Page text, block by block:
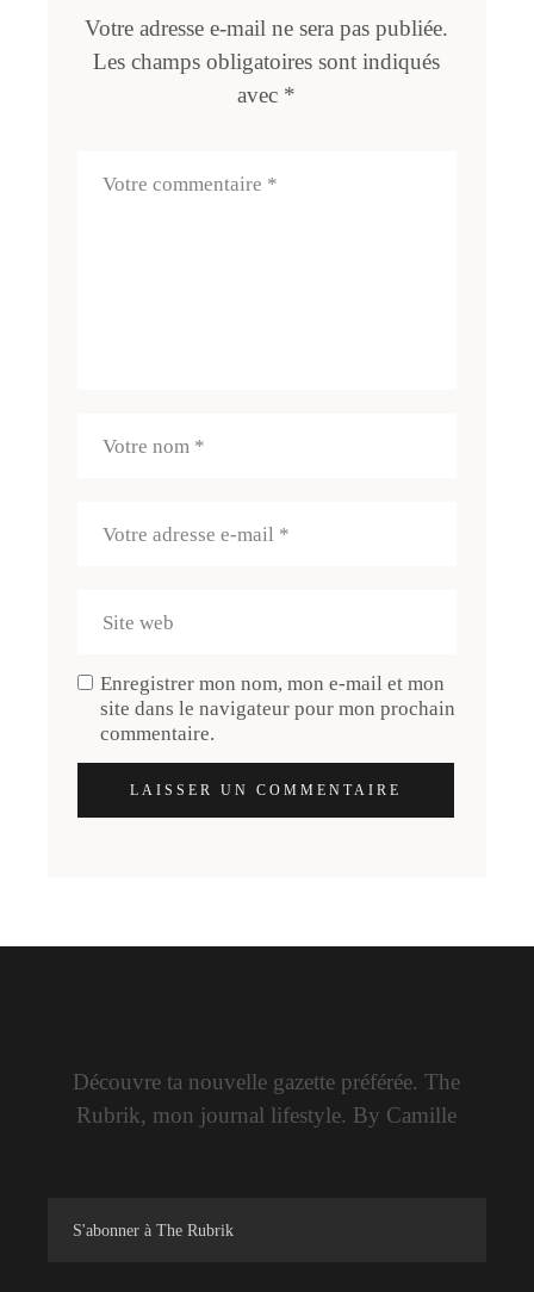
Votre adresse e-mail ne sera pas publiée.
Les champs obligatoires sont indiqués
avec *
Enregistrer mon nom, mon e-mail et mon
site dans le navigateur pour mon prochain
commentaire.
LAISSER UN COMMENTAIRE
Découvre ta nouvelle gazette préférée. The
Rubrik, mon journal lifestyle. By Camille